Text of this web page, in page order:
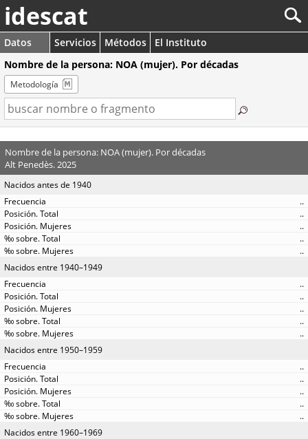
idescat
Datos Servicios Métodos
El Instituto
Nombre de la persona: NOA (mujer). Por décadas
Metodología
Nombre de la persona: NOA (mujer). Por décadas
Alt Penedès. 2025
Nacidos antes de 1940
..
..
..
..
..
Nacidos entre 1940–1949
..
..
..
..
..
Nacidos entre 1950–1959
..
..
..
..
..
Nacidos entre 1960–1969